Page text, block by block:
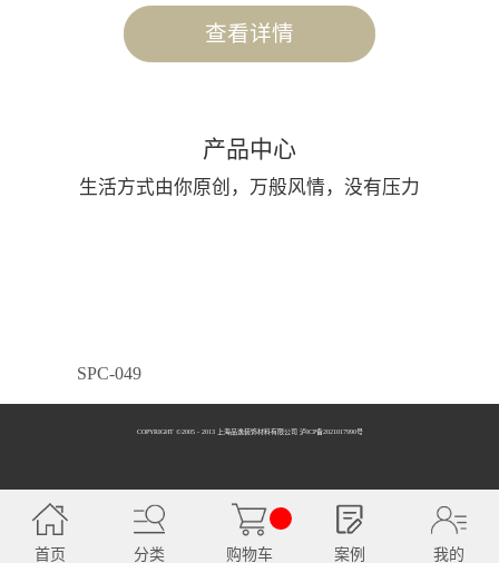
查看详情
产品中心
生活方式由你原创，万般风情，没有压力
SPC-049
SPC-050
COPYRIGHT ©2005 - 2013 上海品逸装饰材料有限公司 泸ICP备2021017990号
首页 分类 购物车 案例 我的